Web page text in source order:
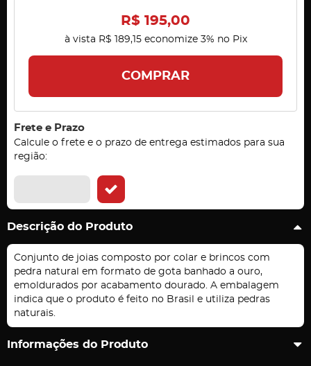
R$ 195,00
à vista R$ 189,15economize 3% no Pix
COMPRAR
Frete e Prazo
Calcule o frete e o prazo de entrega estimados para sua
região:
Descrição do Produto
Conjunto de joias composto por colar e brincos com
pedra natural em formato de gota banhado a ouro,
emoldurados por acabamento dourado. A embalagem
indica que o produto é feito no Brasil e utiliza pedras
naturais.
Informações do Produto